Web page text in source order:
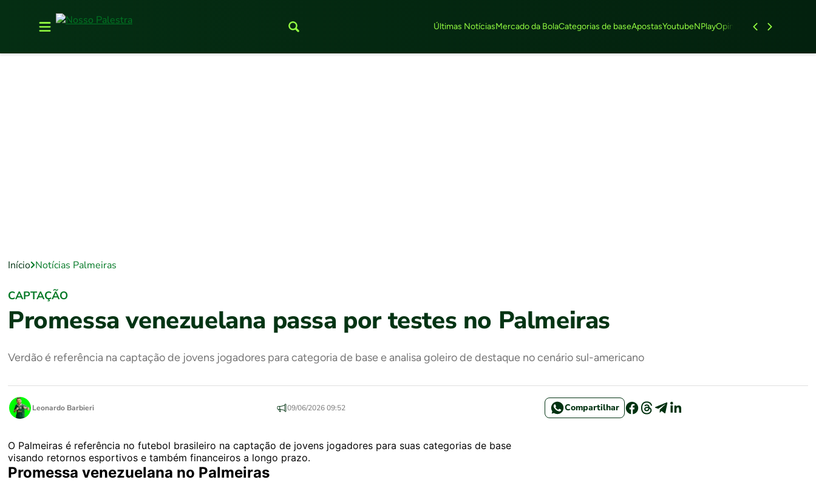
Últimas NotíciasMercado da BolaCategorias de baseApostasYoutubeNPlayOpinião Feminino
Início Notícias Palmeiras
CAPTAÇÃO
Promessa venezuelana passa por testes no Palmeiras
Verdão é referência na captação de jovens jogadores para categoria de base e analisa goleiro de destaque no cenário sul-americano
Leonardo Barbieri 09/06/2026 09:52 Compartilhar
O Palmeiras é referência no futebol brasileiro na captação de jovens jogadores para suas categorias de base
visando retornos esportivos e também financeiros a longo prazo.
Promessa venezuelana no Palmeiras